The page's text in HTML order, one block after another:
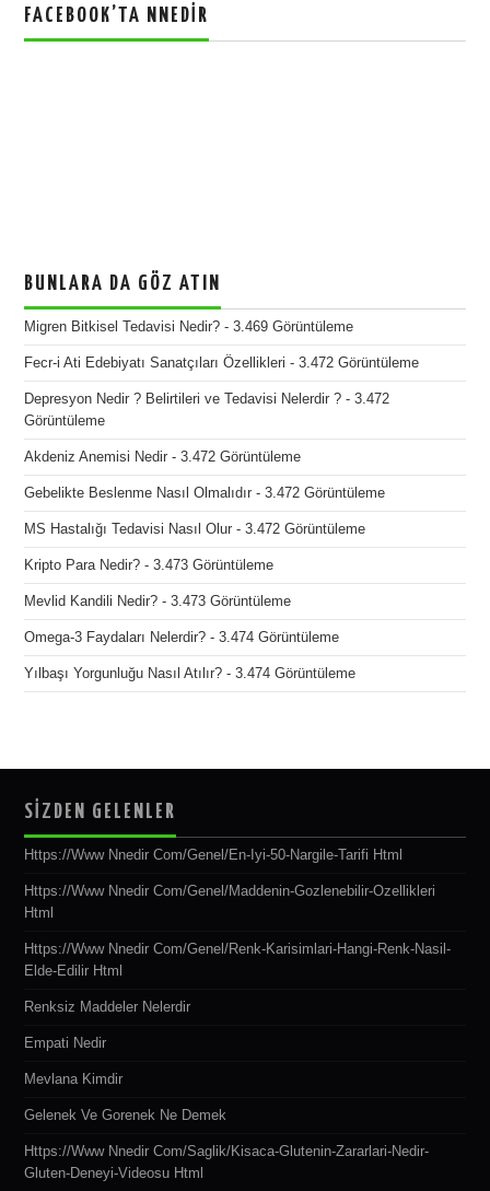
FACEBOOK’TA NNEDIR
BUNLARA DA GÖZ ATIN
Migren Bitkisel Tedavisi Nedir? - 3.469 Görüntüleme
Fecr-i Ati Edebiyatı Sanatçıları Özellikleri - 3.472 Görüntüleme
Depresyon Nedir ? Belirtileri ve Tedavisi Nelerdir ? - 3.472
Görüntüleme
Akdeniz Anemisi Nedir - 3.472 Görüntüleme
Gebelikte Beslenme Nasıl Olmalıdır - 3.472 Görüntüleme
MS Hastalığı Tedavisi Nasıl Olur - 3.472 Görüntüleme
Kripto Para Nedir? - 3.473 Görüntüleme
Mevlid Kandili Nedir? - 3.473 Görüntüleme
Omega-3 Faydaları Nelerdir? - 3.474 Görüntüleme
Yılbaşı Yorgunluğu Nasıl Atılır? - 3.474 Görüntüleme
SİZDEN GELENLER
Https://www Nnedir Com/genel/en-Iyi-50-Nargile-Tarifi Html
Https://www Nnedir Com/genel/maddenin-Gozlenebilir-Ozellikleri
Html
Https://www Nnedir Com/genel/renk-Karisimlari-Hangi-Renk-Nasil-
Elde-Edilir Html
Renksiz Maddeler Nelerdir
Empati Nedir
Mevlana Kimdir
Gelenek Ve Gorenek Ne Demek
Https://www Nnedir Com/saglik/kisaca-Glutenin-Zararlari-Nedir-
Gluten-Deneyi-Videosu Html